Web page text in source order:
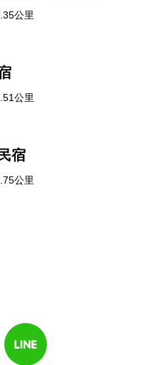
公里
公里
宿
公里